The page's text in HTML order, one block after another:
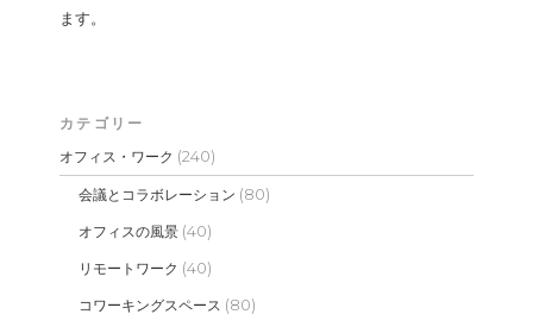
ます。
カテゴリー
オフィス・ワーク (240)
会議とコラボレーション (80)
オフィスの風景 (40)
リモートワーク (40)
コワーキングスペース (80)